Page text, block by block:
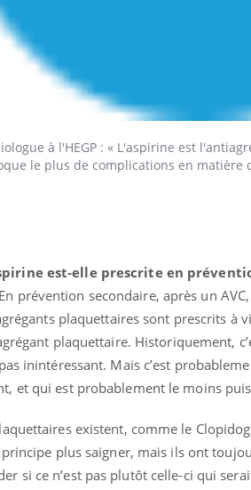
à l'HEGP : « L'aspirine est
le plus de complications en matière
est-elle prescrite en
En prévention secondaire, après un
plaquettaires sont prescrits à
plaquettaire. Historiquement,
inintéressant. Mais c’est
et qui est probablement le moins
existent, comme le
plus saigner, mais ils ont
si ce n’est pas plutôt celle-ci qui
Youtube
Carence en fer :
...